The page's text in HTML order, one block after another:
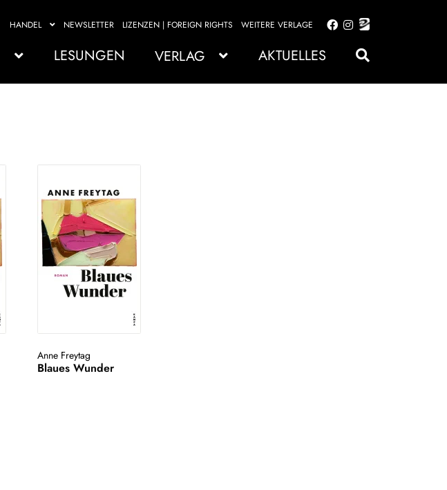
HANDEL NEWSLETTER LIZENZEN | FOREIGN RIGHTS WEITERE VERLAGE
Zur
springen
Zum
springen
LESUNGEN VERLAG AKTUELLES
Anne Freytag
Blaues Wunder